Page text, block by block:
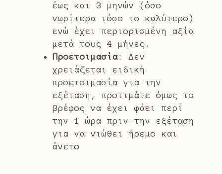
έως και 3 μηνών (όσο
νωρίτερα τόσο το καλύτερο)
ενώ έχει περιορισμένη αξία
μετά τους 4 μήνες.
Προετοιμασία: Δεν
χρειάζεται ειδική
προετοιμασία για την
εξέταση, προτιμάτε όμως το
βρέφος να έχει φάει περί
την 1 ώρα πριν την εξέταση
για να νιώθει ήρεμο και
άνετο